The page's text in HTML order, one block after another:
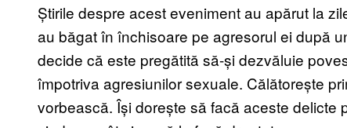
Știrile despre acest eveniment au apărut la
au băgat în închisoare pe agresorul ei după
decide că este pregătită să-și dezvăluie
împotriva agresiunilor sexuale. Călătorește
vorbească. Își dorește să facă aceste delicte